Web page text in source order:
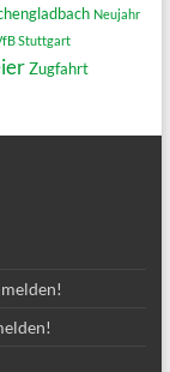
Neujahr
Stuttgart
Zugfahrt